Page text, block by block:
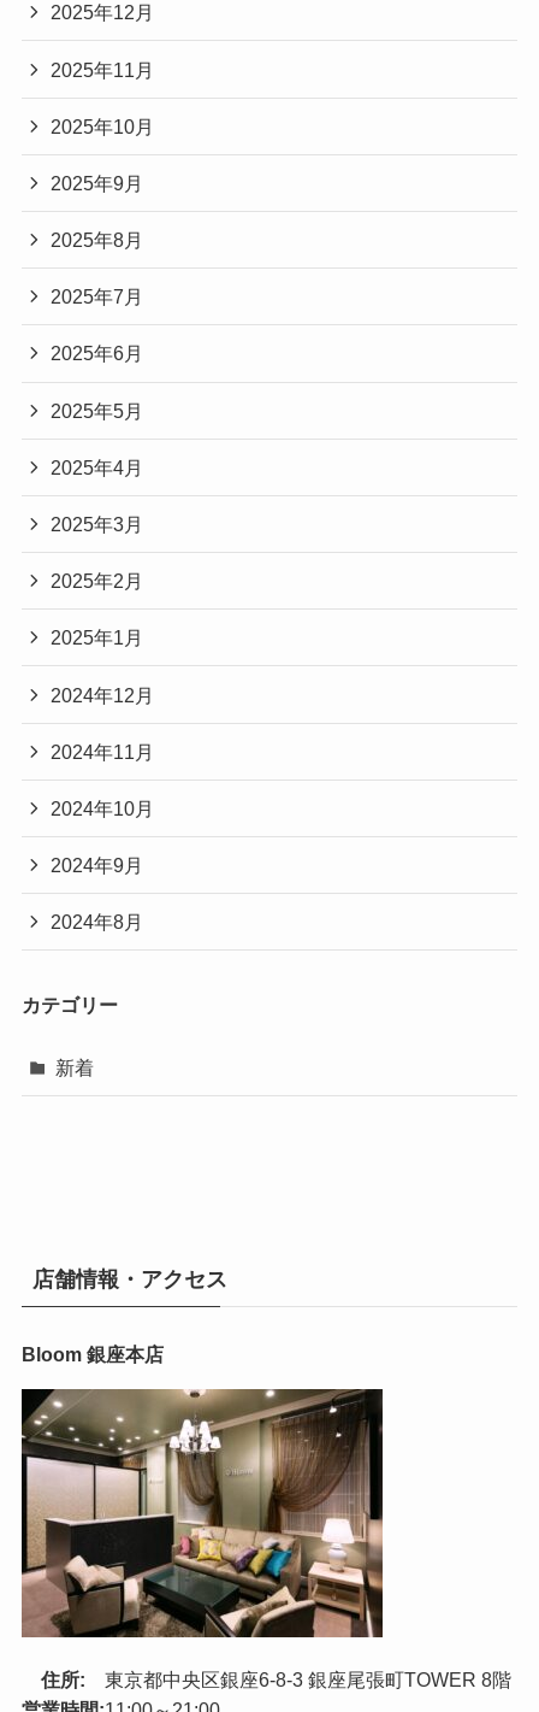
2025年12月
2025年11月
2025年10月
2025年9月
2025年8月
2025年7月
2025年6月
2025年5月
2025年4月
2025年3月
2025年2月
2025年1月
2024年12月
2024年11月
2024年10月
2024年9月
2024年8月
カテゴリー
新着
店舗情報・アクセス
Bloom 銀座本店
住所:
東京都中央区銀座6-8-3 銀座尾張町TOWER 8階